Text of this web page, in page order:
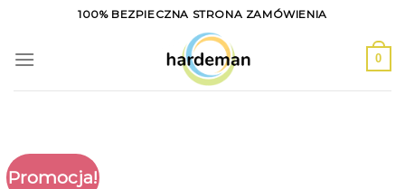
content
100% BEZPIECZNA STRONA ZAMÓWIENIA
0
Promocja!